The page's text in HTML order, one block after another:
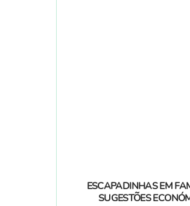
ESCAPADINHAS EM
SUGESTÕES